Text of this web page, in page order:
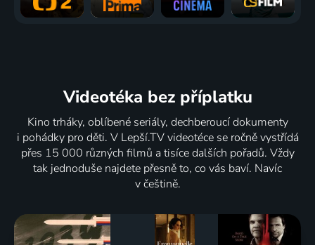
Videotéka bez příplatku
Kino trháky, oblíbené seriály, dechberoucí dokumenty
i pohádky pro děti. V Lepší.TV videotéce se ročně vystřídá
přes 15 000 různých filmů a tisíce dalších pořadů. Vždy
tak jednoduše najdete přesně to, co vás baví. Navíc
v češtině.